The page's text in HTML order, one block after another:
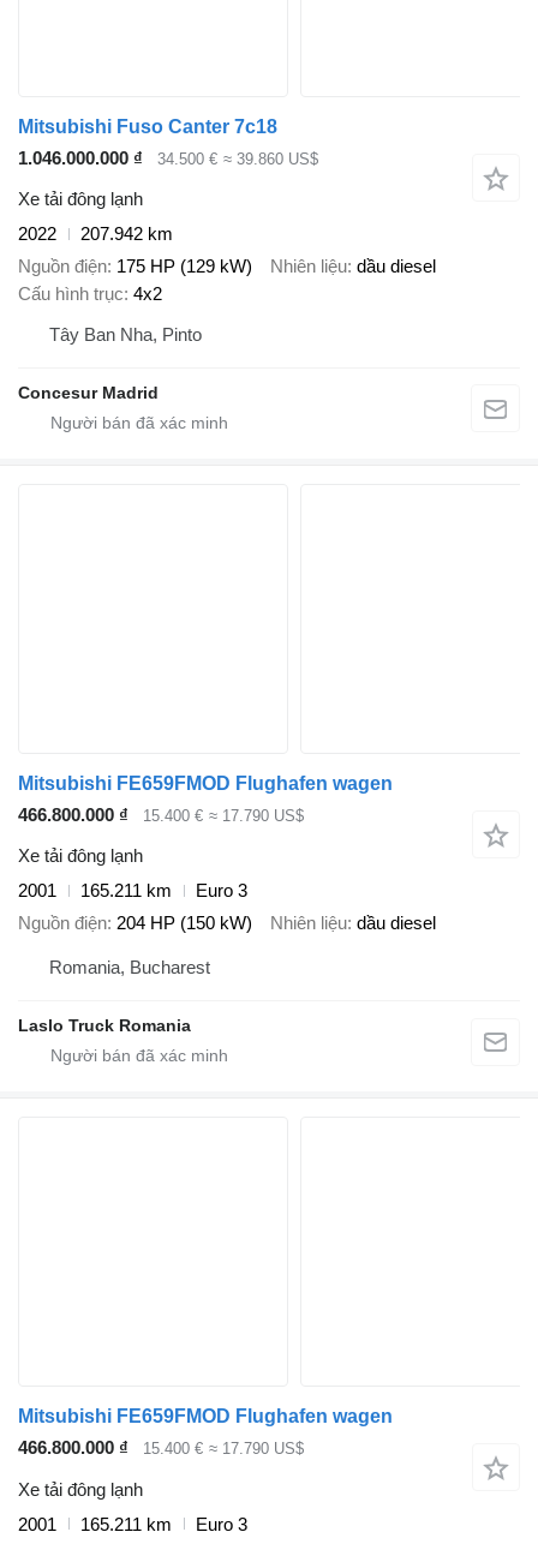
Mitsubishi Fuso Canter 7c18
1.046.000.000 ₫
34.500 € ≈ 39.860 US$
Xe tải đông lạnh
2022
207.942 km
Nguồn điện 175 HP (129 kW) Nhiên liệu dầu diesel
Cấu hình trục 4x2
Tây Ban Nha, Pinto
Concesur Madrid
Mitsubishi FE659FMOD Flughafen wagen
466.800.000 ₫
15.400 € ≈ 17.790 US$
Xe tải đông lạnh
2001
165.211 km
Euro 3
Nguồn điện 204 HP (150 kW) Nhiên liệu dầu diesel
Romania, Bucharest
Laslo Truck Romania
Mitsubishi FE659FMOD Flughafen wagen
466.800.000 ₫
15.400 € ≈ 17.790 US$
Xe tải đông lạnh
2001
165.211 km
Euro 3